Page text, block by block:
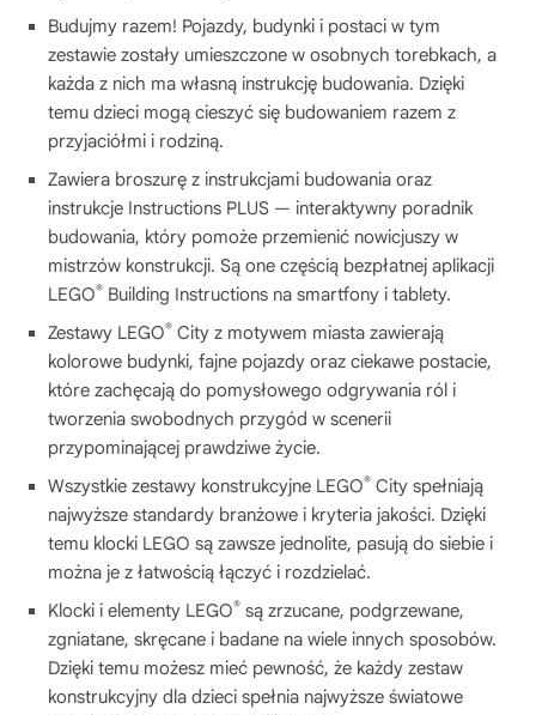
Budujmy razem! Pojazdy, budynki i postaci w tym
zestawie zostały umieszczone w osobnych torebkach, a
każda z nich ma własną instrukcję budowania. Dzięki
temu dzieci mogą cieszyć się budowaniem razem z
przyjaciółmi i rodziną.
Zawiera broszurę z instrukcjami budowania oraz
instrukcje Instructions PLUS — interaktywny poradnik
budowania, który pomoże przemienić nowicjuszy w
mistrzów konstrukcji. Są one częścią bezpłatnej aplikacji
LEGO® Building Instructions na smartfony i tablety.
Zestawy LEGO® City z motywem miasta zawierają
kolorowe budynki, fajne pojazdy oraz ciekawe postacie,
które zachęcają do pomysłowego odgrywania ról i
tworzenia swobodnych przygód w scenerii
przypominającej prawdziwe życie.
Wszystkie zestawy konstrukcyjne LEGO® City spełniają
najwyższe standardy branżowe i kryteria jakości. Dzięki
temu klocki LEGO są zawsze jednolite, pasują do siebie i
można je z łatwością łączyć i rozdzielać.
Klocki i elementy LEGO® są zrzucane, podgrzewane,
zgniatane, skręcane i badane na wiele innych sposobów.
Dzięki temu możesz mieć pewność, że każdy zestaw
konstrukcyjny dla dzieci spełnia najwyższe światowe